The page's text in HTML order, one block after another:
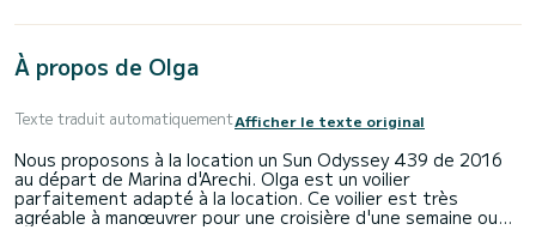
À propos de Olga
Texte traduit automatiquementAfficher le texte original
Nous proposons à la location un Sun Odyssey 439 de 2016
au départ de Marina d'Arechi. Olga est un voilier
parfaitement adapté à la location. Ce voilier est très
agréable à manœuvrer pour une croisière d'une semaine ou